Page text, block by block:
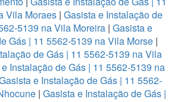
Vila Moraes | Gasista e Instalação de
5139 na Vila Moreira| Gasista e
Gás | 11 5562-5139 na Vila Morse|
de Gás | 11 5562-5139 na Vila
Instalação de Gás | 11 5562-5139 na
e Instalação de Gás | 11 5562-
| Gasista e Instalação de Gás |